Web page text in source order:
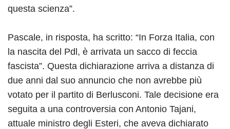
questa scienza”.
Pascale, in risposta, ha scritto: “In Forza Italia, con
la nascita del Pdl, è arrivata un sacco di feccia
fascista”. Questa dichiarazione arriva a distanza di
due anni dal suo annuncio che non avrebbe più
votato per il partito di Berlusconi. Tale decisione era
seguita a una controversia con Antonio Tajani,
attuale ministro degli Esteri, che aveva dichiarato